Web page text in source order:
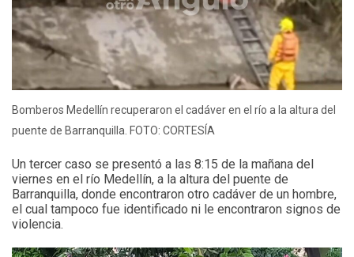
Bomberos Medellín recuperaron el cadáver en el río a la altura del
puente de Barranquilla. FOTO: CORTESÍA
Un tercer caso se presentó a las 8:15 de la mañana del
viernes en el río Medellín, a la altura del puente de
Barranquilla, donde encontraron otro cadáver de un hombre,
el cual tampoco fue identificado ni le encontraron signos de
violencia.